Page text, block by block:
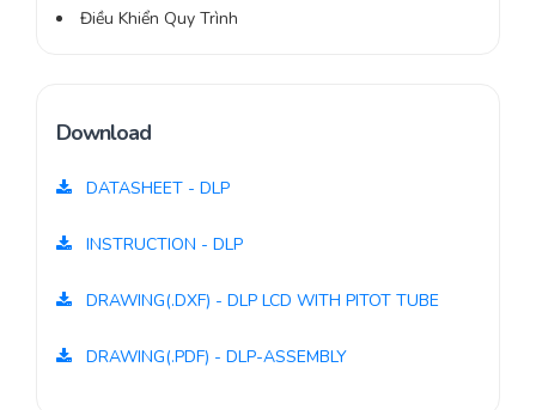
Điều Khiển Quy Trình
Download
DATASHEET - DLP
INSTRUCTION - DLP
DRAWING(.DXF) - DLP LCD WITH PITOT TUBE
DRAWING(.PDF) - DLP-ASSEMBLY